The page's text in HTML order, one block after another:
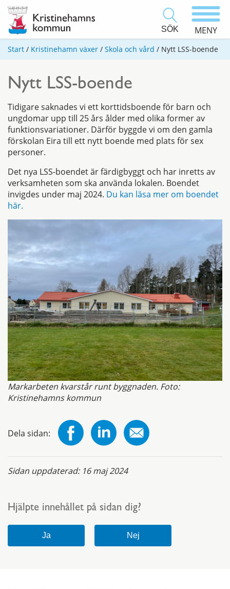
SÖK MENY
Start / Kristinehamn växer / Skola och vård / Nytt LSS-boende
Nytt LSS-boende
Tidigare saknades vi ett korttidsboende för barn och
ungdomar upp till 25 års ålder med olika former av
funktionsvariationer. Därför byggde vi om den gamla
förskolan Eira till ett nytt boende med plats för sex
personer.
Det nya LSS-boendet är färdigbyggt och har inretts av
verksamheten som ska använda lokalen. Boendet
invigdes under maj 2024. Du kan läsa mer om boendet
här.
Markarbeten kvarstår runt byggnaden. Foto:
Kristinehamns kommun
Dela sidan:
Sidan uppdaterad: 16 maj 2024
Hjälpte innehållet på sidan dig?